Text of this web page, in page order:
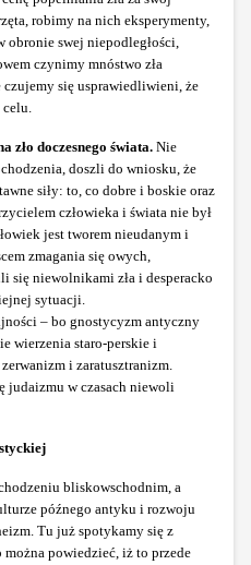
robimy na nich eksperymenty,
swej niepodległości,
czynimy mnóstwo zła
czujemy się usprawiedliwieni, że
celu.
zło doczesnego świata. Nie
doszli do wniosku, że
siły: to, co dobre i boskie oraz
człowieka i świata nie był
jest tworem nieudanym i
zmagania się owych,
się niewolnikami zła i desperacko
sytuacji.
– bo gnostycyzm antyczny
wierzenia staro-perskie i
i zaratusztranizm.
judaizmu w czasach niewoli
bliskowschodnim, a
późnego antyku i rozwoju
Tu już spotykamy się z
powiedzieć, iż to przede